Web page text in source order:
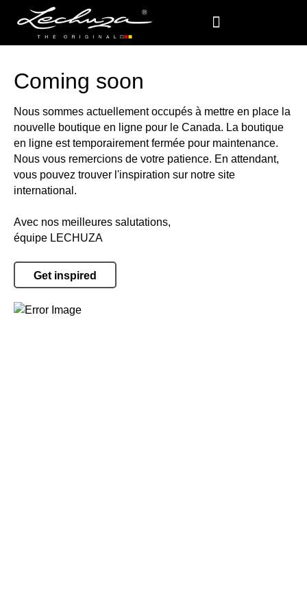
Coming soon
Nous sommes actuellement occupés à mettre en place la
nouvelle boutique en ligne pour le Canada. La boutique
en ligne est temporairement fermée pour maintenance.
Nous vous remercions de votre patience. En attendant,
vous pouvez trouver l'inspiration sur notre site
international.
Avec nos meilleures salutations,
équipe LECHUZA
Get inspired